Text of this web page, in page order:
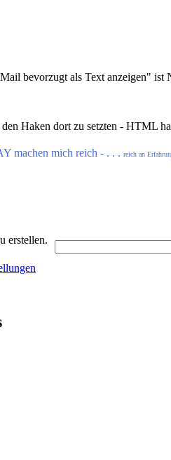
bevorzugt als Text anzeigen" ist
Haken dort zu setzten - HTML
machen mich reich - . . . reich an
erstellen.